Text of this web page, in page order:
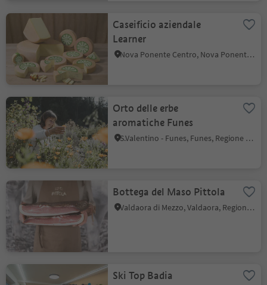
Caseificio aziendale
Learner
Nova Ponente Centro, Nova Ponente, Regione dolomitica Val d'Ega
Orto delle erbe
aromatiche Funes
S.Valentino - Funes, Funes, Regione dolomitica Luson Val di Funes
Bottega del Maso Pittola
Valdaora di Mezzo, Valdaora, Regione dolomitica Plan de Corones
Ski Top Badia